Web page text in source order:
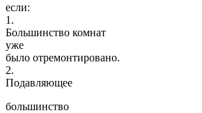
если:
1.
Большинство комнат
уже
было отремонтировано.
2.
Подавляющее
большинство